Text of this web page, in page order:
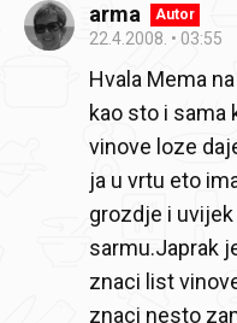
arma Autor
22.4.2008. 03:55
Hvala Mema
kao sto i sama
vinove loze
ja u vrtu eto
grozdje i
sarmu.Japrak
znaci list
znaci nesto